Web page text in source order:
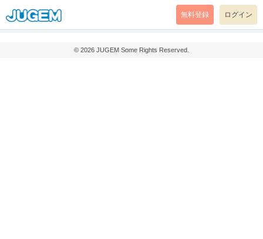
無料登録 ログイン
© 2026 JUGEM Some Rights Reserved.